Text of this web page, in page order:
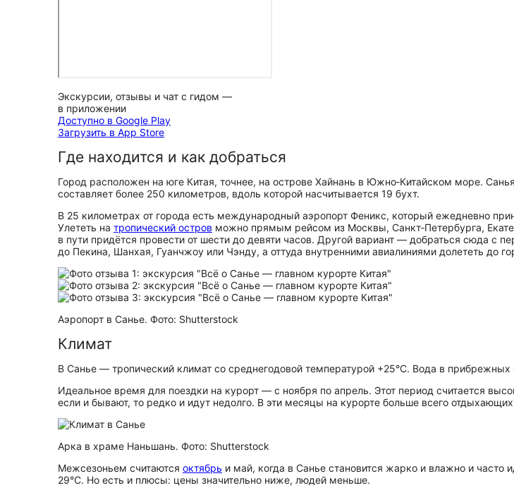
Экскурсии, отзывы и чат с гидом —
в приложении
Доступно в Google Play
Загрузить в App Store
Где находится и как добраться
Город расположен на юге Китая, точнее, на острове Хайнань в Южно‑Китайском море.
составляет более 250 километров, вдоль которой насчитывается 19 бухт.
В 25 километрах от города есть международный аэропорт Феникс, который ежедневно
Улететь на тропический остров можно прямым рейсом из Москвы, Санкт‑Петербурга,
в пути придётся провести от шести до девяти часов. Другой вариант — добраться сюда с
до Пекина, Шанхая, Гуанчжоу или Чэнду, а оттуда внутренними авиалиниями долететь до
Аэропорт в Санье. Фото: Shutterstock
Климат
В Санье — тропический климат со среднегодовой температурой +25°C. Вода в прибрежных
Идеальное время для поездки на курорт — с ноября по апрель. Этот период считается
если и бывают, то редко и идут недолго. В эти месяцы на курорте больше всего
Арка в храме Наньшань. Фото: Shutterstock
Межсезоньем считаются октябрь и май, когда в Санье становится жарко и влажно и
29°C. Но есть и плюсы: цены значительно ниже, людей меньше.